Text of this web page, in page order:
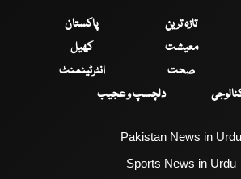
تازہ ترین
پاکستان
معیشت
کھیل
صحت
انٹرٹینمنٹ
دلچسپ و عجیب
Pakistan News in Urdu
Sports News in Urdu